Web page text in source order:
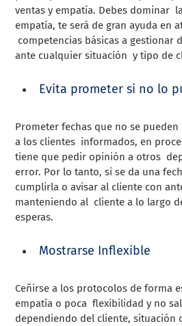
ventas y empatía. Debes dominar
empatía, te será de gran ayuda en
competencias básicas a gestionar
ante cualquier situación y tipo de
Evita prometer si no lo
Prometer fechas que no se
a los clientes informados, en
tiene que pedir opinión a otros
error. Por lo tanto, si se da una
cumplirla o avisar al cliente con
manteniendo al cliente a lo largo
esperas.
Mostrarse Inflexible
Ceñirse a los protocolos de forma
empatía o poca flexibilidad y no
dependiendo del cliente,